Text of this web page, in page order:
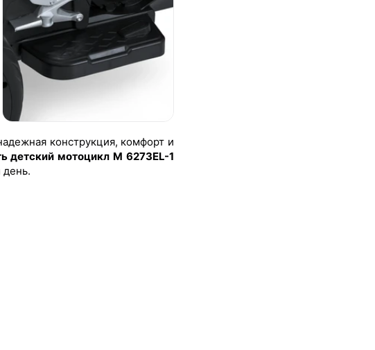
конструкция, комфорт и
детский мотоцикл M 6273EL-1
день.